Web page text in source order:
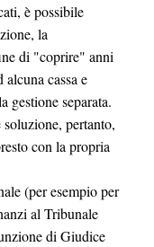
è possibile
la
di "coprire" anni
cassa e
gestione separata.
pertanto,
con la propria
(per esempio per
al Tribunale
di Giudice